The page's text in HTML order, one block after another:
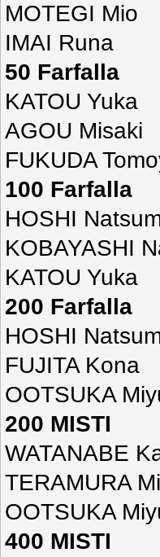
MOTEGI
IMAI
50 Farfalla
KATOU
AGOU
FUKUDA
100 Farfalla
HOSHI
KATOU
200 Farfalla
HOSHI
FUJITA
OOTSUKA
200 MISTI
WATANABE
OOTSUKA
400 MISTI